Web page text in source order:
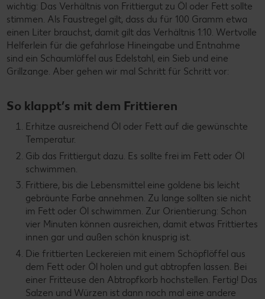
wichtig: Das Verhältnis von Frittiergut zu Öl oder Fett sollte
stimmen. Als Faustregel gilt, dass du für 100 Gramm etwa
einen Liter brauchst, damit gilt das Verhältnis 1:10. Wertvolle
Helferlein für die gefahrlose Hineingabe und Entnahme
sind ein Schaumlöffel aus Edelstahl, ein Sieb und eine
Grillzange. Aber gehen wir mal Schritt für Schritt vor:
So klappt’s mit dem Frittieren
Erhitze ausreichend Öl oder Fett auf die gewünschte
Temperatur.
Gib das Frittiergut dazu. Es sollte frei im Fett oder Öl
schwimmen.
Frittiere, bis die Lebensmittel eine goldene bis leicht
gebräunte Farbe annehmen. Zu lange sollten sie nicht
im Fett oder Öl schwimmen. Zur Orientierung: Schon
vier Minuten können ausreichen, damit etwas Frittiertes
innen gar und außen schön knusprig ist.
Die frittierten Leckereien mit einem Schöpflöffel aus
dem Fett oder Öl holen und gut abtropfen lassen. Bei
einer Fritteuse den Abtropfkorb hochstellen. Fertig! Das
Salzen und Würzen ist dann noch mal eine andere